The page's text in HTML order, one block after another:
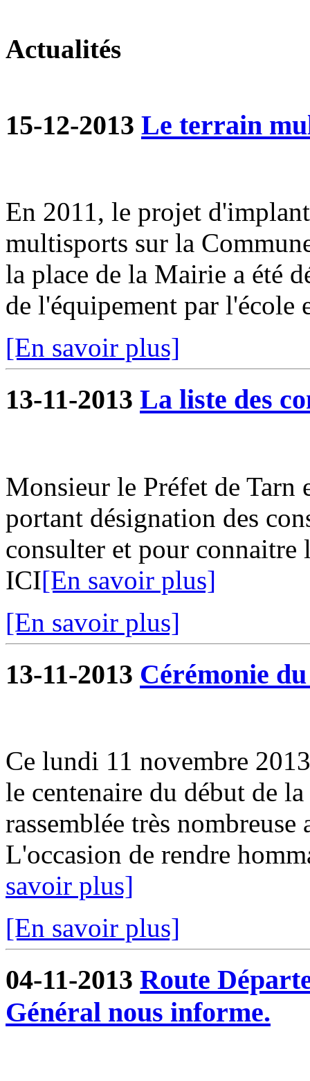
Actualités
15-12-2013 Le terrain
En 2011, le projet
multisports sur la
la place de la Mairie a été
de l'équipement par l'école
[En savoir plus]
13-11-2013 La liste des
Monsieur le Préfet de Tarn
portant désignation des
consulter et pour connaitre
ICI[En savoir plus]
[En savoir plus]
13-11-2013 Cérémonie
Ce lundi 11 novembre
le centenaire du début de
rassemblée très
L'occasion de rendre
savoir plus]
[En savoir plus]
04-11-2013 Route
Général nous informe.